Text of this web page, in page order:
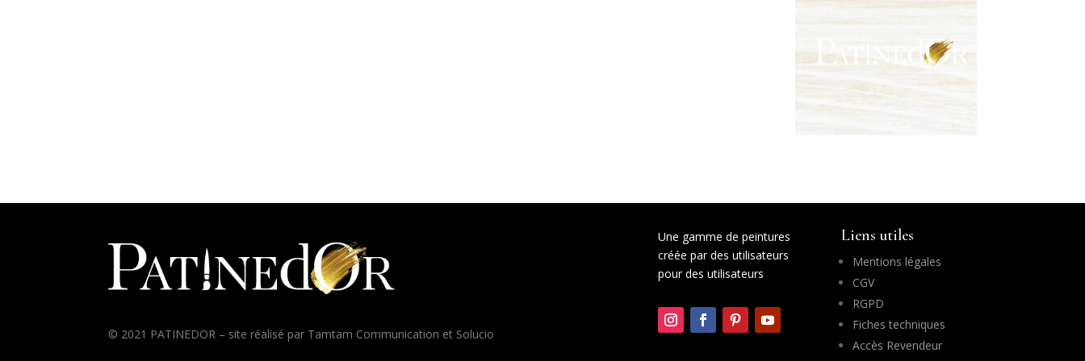
© 2021 PATINEDOR – site réalisé par Tamtam Communication et Solucio
Une gamme de peintures
créée par des utilisateurs
pour des utilisateurs
Liens utiles
Mentions légales
CGV
RGPD
Fiches techniques
Accès Revendeur